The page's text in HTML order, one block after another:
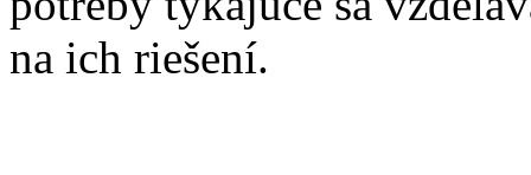
na ich riešení.